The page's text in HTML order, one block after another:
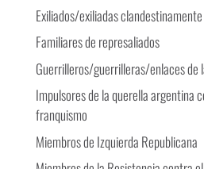
Exiliados/exiliadas
Familiares de represaliados
Guerrilleros/guerrilleras/enlaces
Impulsores de la querella argentina
franquismo
Miembros de Izquierda Republicana